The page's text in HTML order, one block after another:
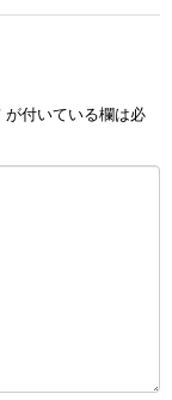
が付いている欄は必